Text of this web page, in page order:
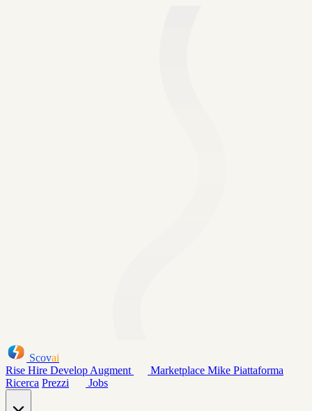
Scovai
Rise Hire Develop Augment Marketplace Mike Piattaforma
Ricerca Prezzi Jobs